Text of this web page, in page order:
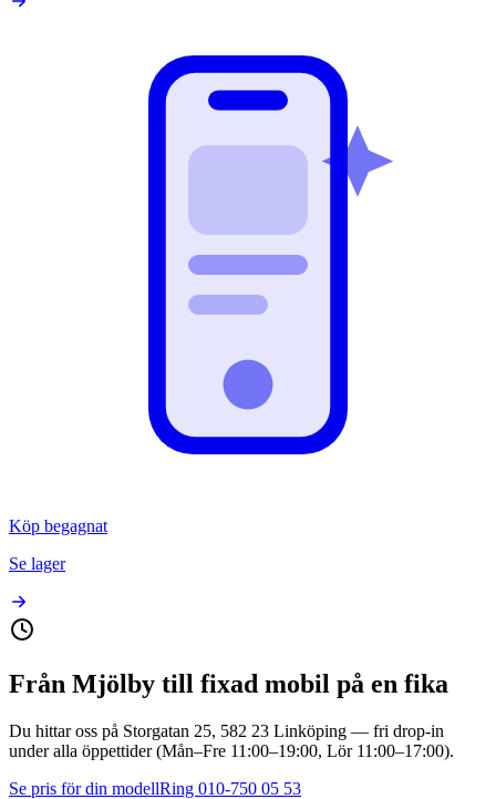
Köp begagnat
Se lager
Från Mjölby till fixad mobil på en fika
Du hittar oss på Storgatan 25, 582 23 Linköping — fri drop-in
under alla öppettider (Mån–Fre 11:00–19:00, Lör 11:00–17:00).
Se pris för din modellRing 010-750 05 53